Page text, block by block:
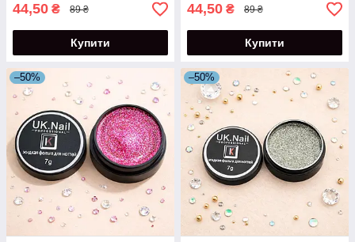
44,50 ₴ 89 ₴
Купити
44,50 ₴ 89 ₴
Купити
–50% –50%